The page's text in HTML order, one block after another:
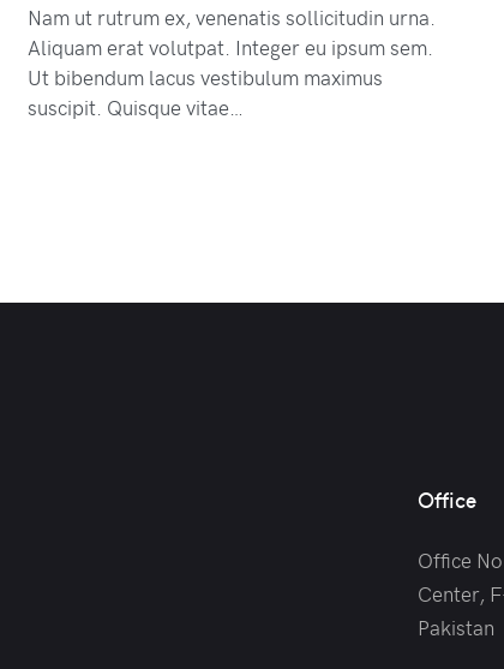
Nam ut rutrum ex, venenatis sollicitudin urna.
Aliquam erat volutpat. Integer eu ipsum sem.
Ut bibendum lacus vestibulum maximus
suscipit. Quisque vitae…
Office
Office
Center,
Pakistan